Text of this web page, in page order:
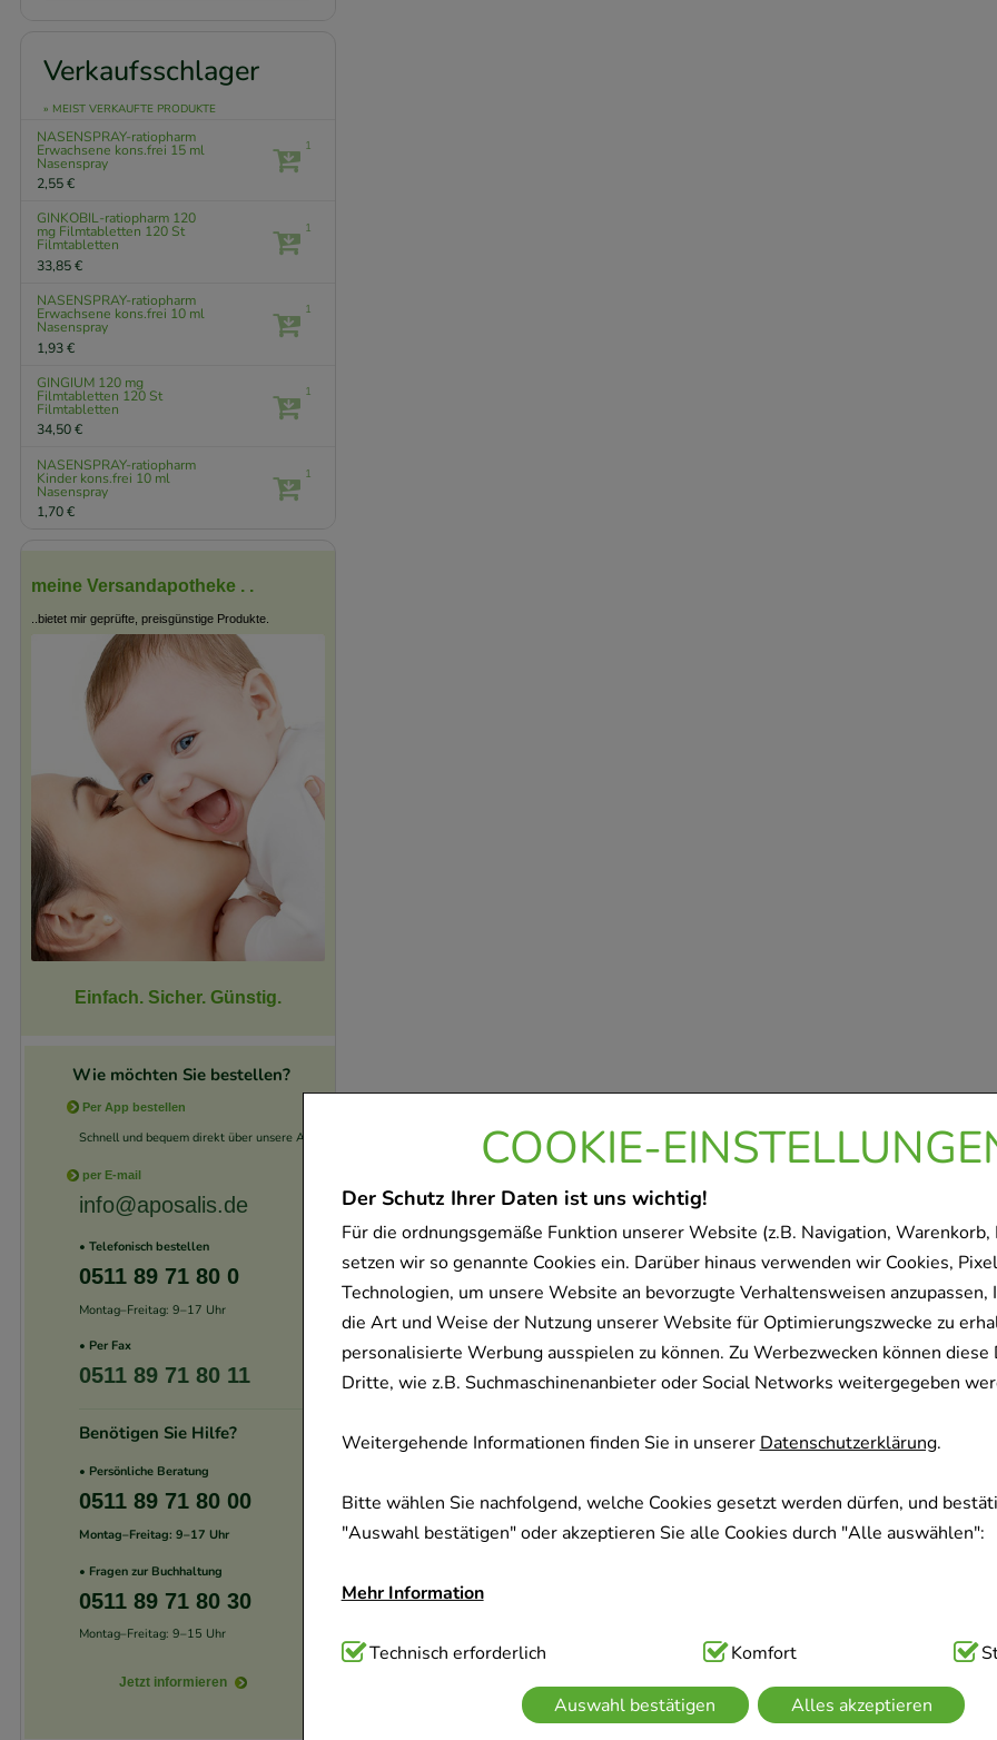
COOKIE-
Der Schutz Ihrer Daten ist uns wichtig!
Für die ordnungsgemäße Funktion unserer Website (z.B. Navigation, Warenkorb,
setzen wir so genannte Cookies ein. Darüber hinaus verwenden wir Cookies,
Technologien, um unsere Website an bevorzugte Verhaltensweisen anzupassen,
die Art und Weise der Nutzung unserer Website für Optimierungszwecke zu
personalisierte Werbung ausspielen zu können. Zu Werbezwecken können diese
Dritte, wie z.B. Suchmaschinenanbieter oder Social Networks weitergegeben
Weitergehende Informationen finden Sie in unsererDatenschutzerklärung.
Bitte wählen Sie nachfolgend, welche Cookies gesetzt werden dürfen, und
"Auswahl bestätigen" oder akzeptieren Sie alle Cookies durch "Alle auswählen":
Mehr Information
Technisch Notwendig:Hierbei handelt es sich um Cookies, die für die
Website notwendig sind (z.B. Navigation, Warenkorb, Kundenkonto), weshalb auf
verzichtet werden kann.
Technisch erforderlich Komfort
Auswahl bestätigen Alles akzeptieren
Verkaufsschlager
» MEIST VERKAUFTE PRODUKTE
NASENSPRAY-ratiopharm
Erwachsene kons.frei 15 ml
Nasenspray
2,55 €
1
GINKOBIL-ratiopharm 120
mg Filmtabletten 120 St
Filmtabletten
33,85 €
1
NASENSPRAY-ratiopharm
Erwachsene kons.frei 10 ml
Nasenspray
1,93 €
1
GINGIUM 120 mg
Filmtabletten 120 St
Filmtabletten
34,50 €
1
NASENSPRAY-ratiopharm
Kinder kons.frei 10 ml
Nasenspray
1,70 €
1
meine Versandapotheke . .
..bietet mir geprüfte, preisgünstige Produkte.
Einfach. Sicher. Günstig.
Wie möchten Sie bestellen?
Per App bestellen
Schnell und bequem direkt über unsere App.
per E-mail
info@aposalis.de
• Telefonisch bestellen
0511 89 71 80 0
Montag–Freitag: 9–17 Uhr
• Per Fax
0511 89 71 80 11
Benötigen Sie Hilfe?
• Persönliche Beratung
0511 89 71 80 00
Montag–Freitag: 9–17 Uhr
• Fragen zur Buchhaltung
0511 89 71 80 30
Montag–Freitag: 9–15 Uhr
Jetzt informieren